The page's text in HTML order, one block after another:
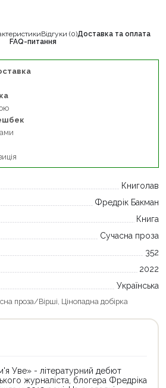
Відгуки (0)Доставка та оплата
FAQ-питання
Книголав
Фредрік Бакман
Книга
Сучасна проза
352
2022
Українська
проза/Вірші Цінопадна добірка
Уве» - літературний дебют
журналіста, блогера Фредріка